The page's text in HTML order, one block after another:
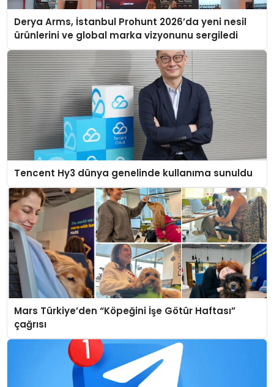
Derya Arms, İstanbul Prohunt 2026’da yeni nesil
ürünlerini ve global marka vizyonunu sergiledi
Tencent Hy3 dünya genelinde kullanıma sunuldu
Mars Türkiye’den “Köpeğini İşe Götür Haftası”
çağrısı